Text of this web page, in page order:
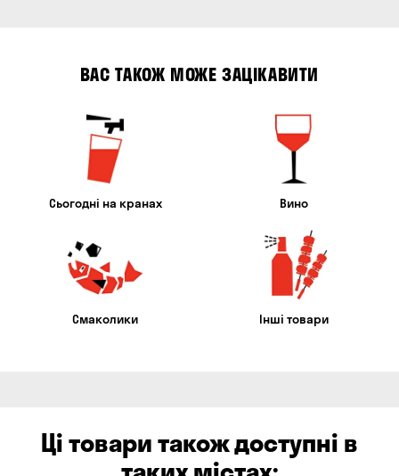
ВАС ТАКОЖ МОЖЕ ЗАЦІКАВИТИ
Сьогодні на кранах Вино
Смаколики Інші товари
Ці товари також доступні в